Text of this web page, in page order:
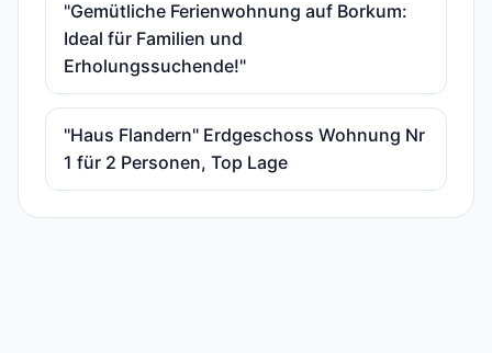
"Gemütliche Ferienwohnung auf Borkum:
Ideal für Familien und
Erholungssuchende!"
"Haus Flandern" Erdgeschoss Wohnung Nr
1 für 2 Personen, Top Lage